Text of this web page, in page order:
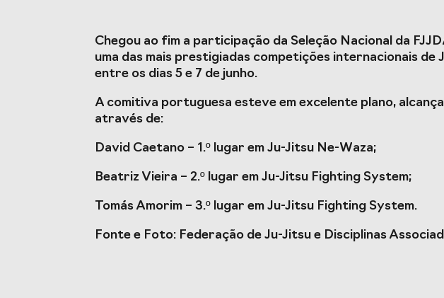
O Valor do Desporto
Português, o seu financiamento
(1996-2024) e o seu futuro
Estudo caracterizador do
do Desporto em Portugal e
impacto da COVID-19
Federações Desportivas
Congresso Nacional do
Chegou ao fim a participação da Seleção Nacional da
uma das mais prestigiadas competições internacionais de
entre os dias 5 e 7 de junho.
A comitiva portuguesa esteve em excelente plano,
através de:
David Caetano – 1.º lugar em Ju-Jitsu Ne-Waza;
Beatriz Vieira – 2.º lugar em Ju-Jitsu Fighting System;
Tomás Amorim – 3.º lugar em Ju-Jitsu Fighting System.
Fonte e Foto: Federação de Ju-Jitsu e Disciplinas